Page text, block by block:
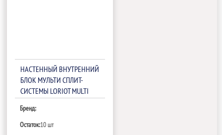
НАСТЕННЫЙ ВНУТРЕННИЙ
БЛОК МУЛЬТИ СПЛИТ-
СИСТЕМЫ LORIOT MULTI
Бренд:
Остаток:10 шт